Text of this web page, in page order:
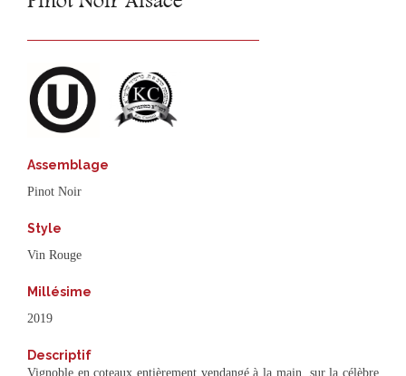
Assemblage
Pinot Noir
Style
Vin Rouge
Millésime
2019
Descriptif
Vignoble en coteaux entièrement vendangé à la main, sur la célèbre